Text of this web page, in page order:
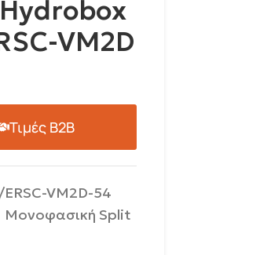
VM2D
Τιμές B2B
VM2D-54
Μονοφασική Split